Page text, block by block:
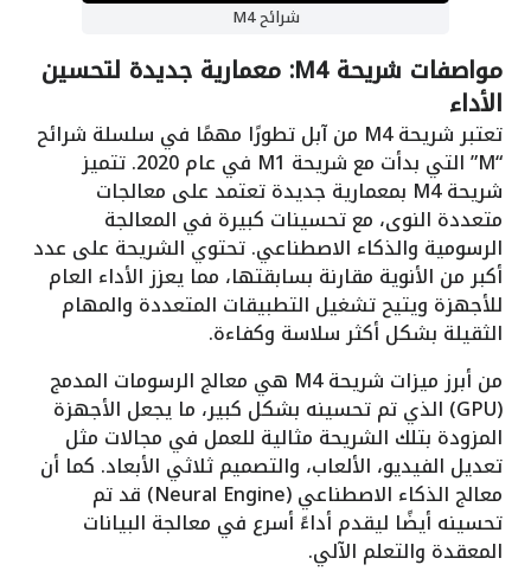
شرائح M4
مواصفات شريحة M4: معمارية جديدة لتحسين
الأداء
تعتبر شريحة M4 من آبل تطورًا مهمًا في سلسلة شرائح
“M” التي بدأت مع شريحة M1 في عام 2020. تتميز
شريحة M4 بمعمارية جديدة تعتمد على معالجات
متعددة النوى، مع تحسينات كبيرة في المعالجة
الرسومية والذكاء الاصطناعي. تحتوي الشريحة على عدد
أكبر من الأنوية مقارنة بسابقتها، مما يعزز الأداء العام
للأجهزة ويتيح تشغيل التطبيقات المتعددة والمهام
الثقيلة بشكل أكثر سلاسة وكفاءة.
من أبرز ميزات شريحة M4 هي معالج الرسومات المدمج
(GPU) الذي تم تحسينه بشكل كبير، ما يجعل الأجهزة
المزودة بتلك الشريحة مثالية للعمل في مجالات مثل
تعديل الفيديو، الألعاب، والتصميم ثلاثي الأبعاد. كما أن
معالج الذكاء الاصطناعي (Neural Engine) قد تم
تحسينه أيضًا ليقدم أداءً أسرع في معالجة البيانات
المعقدة والتعلم الآلي.